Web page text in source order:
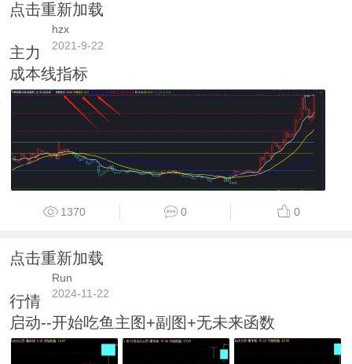
点击重新加载
hzx
2021-9-22
主力
成本线指标
1370 0 0
点击重新加载
Run
2024-11-22
行情
启动--开始吃鱼主图+副图+无未来函数